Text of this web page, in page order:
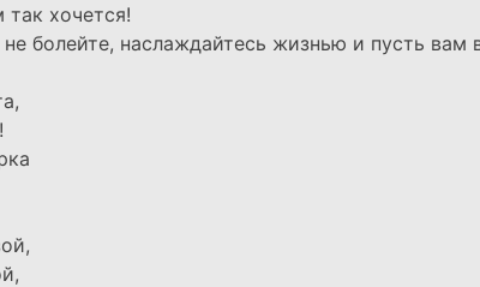
так хочется!
болейте, наслаждайтесь жизнью и пусть вам